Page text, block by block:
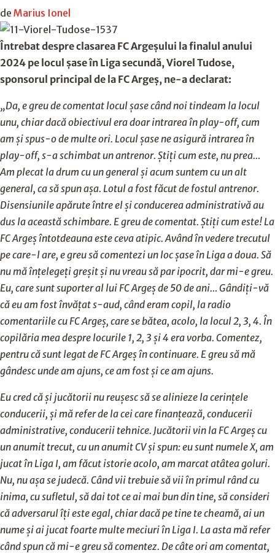
de Marius Ionel
Întrebat despre clasarea FC Argeșului la finalul anului
2024 pe locul șase în Liga secundă, Viorel Tudose,
sponsorul principal de la FC Argeș, ne-a declarat:
„Da, e greu de comentat locul șase când noi tindeam la locul
unu, chiar dacă obiectivul era doar intrarea în play-off, cum
am și spus-o de multe ori. Locul șase ne asigură intrarea în
play-off, s-a schimbat un antrenor. Știți cum este, nu prea…
Am plecat la drum cu un general și acum suntem cu un alt
general, ca să spun așa. Lotul a fost făcut de fostul antrenor.
Disensiunile apărute între el și conducerea administrativă au
dus la această schimbare. E greu de comentat. Știți cum este! La
FC Argeș întotdeauna este ceva atipic. Având în vedere trecutul
pe care-l are, e greu să comentezi un loc șase în Liga a doua. Să
nu mă înțelegeți greșit și nu vreau să par ipocrit, dar mi-e greu.
Eu, care sunt suporter al lui FC Argeș de 50 de ani… Gândiți-vă
că eu am fost învățat s-aud, când eram copil, la radio
comentariile cu FC Argeș, care se bătea, acolo, la locul 2, 3, 4. În
copilăria mea despre locurile 1, 2, 3 și 4 era vorba. Comentez,
pentru că sunt legat de FC Argeș în continuare. E greu să mă
gândesc unde am ajuns, ce am fost și ce am ajuns.
Eu cred că și jucătorii nu reușesc să se alinieze la cerințele
conducerii, și mă refer de la cei care finanțează, conducerii
administrative, conducerii tehnice. Jucătorii vin la FC Argeș cu
un anumit trecut, cu un anumit CV și spun: eu sunt numele X, am
jucat în Liga I, am făcut istorie acolo, am marcat atâtea goluri.
Nu, nu așa se judecă. Când vii trebuie să vii în primul rând cu
inima, cu sufletul, să dai tot ce ai mai bun din tine, să consideri
că adversarul îți este egal, chiar dacă pe tine te cheamă, ai un
nume și ai jucat foarte multe meciuri în Liga I. La asta mă refer
când spun că mi-e greu să comentez. De câte ori am comentat,